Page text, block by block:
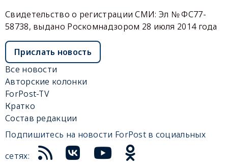
Свидетельство о регистрации СМИ: Эл № ФС77-
58738, выдано Роскомнадзором 28 июля 2014 года
Прислать новость
Все новости
Авторские колонки
ForPost-TV
Кратко
Состав редакции
Подпишитесь на новости ForPost в социальных
сетях: